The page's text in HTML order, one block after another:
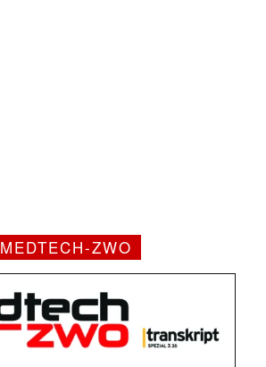
MEDTECH-ZWO